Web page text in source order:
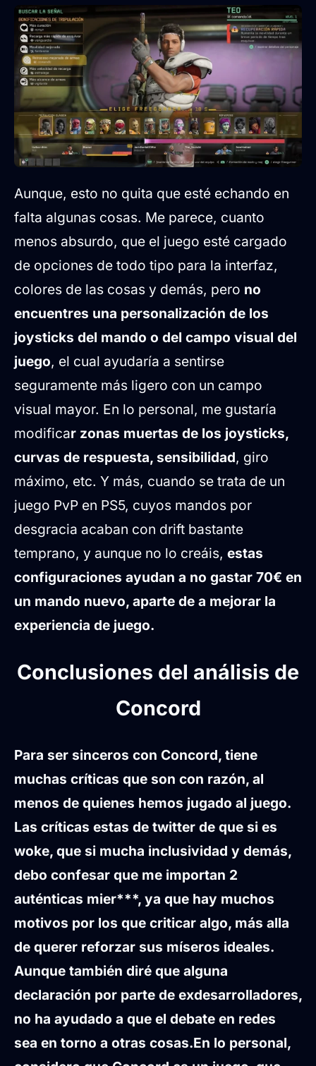
Aunque, esto no quita que esté echando en
falta algunas cosas. Me parece, cuanto
menos absurdo, que el juego esté cargado
de opciones de todo tipo para la interfaz,
colores de las cosas y demás, pero no
encuentres una personalización de los
joysticks del mando o del campo visual del
juego, el cual ayudaría a sentirse
seguramente más ligero con un campo
visual mayor. En lo personal, me gustaría
modificar zonas muertas de los joysticks,
curvas de respuesta, sensibilidad, giro
máximo, etc. Y más, cuando se trata de un
juego PvP en PS5, cuyos mandos por
desgracia acaban con drift bastante
temprano, y aunque no lo creáis, estas
configuraciones ayudan a no gastar 70€ en
un mando nuevo, aparte de a mejorar la
experiencia de juego.
Conclusiones del análisis de
Concord
Para ser sinceros con Concord, tiene
muchas críticas que son con razón, al
menos de quienes hemos jugado al juego.
Las críticas estas de twitter de que si es
woke, que si mucha inclusividad y demás,
debo confesar que me importan 2
auténticas mier***, ya que hay muchos
motivos por los que criticar algo, más alla
de querer reforzar sus míseros ideales.
Aunque también diré que alguna
declaración por parte de exdesarrolladores,
no ha ayudado a que el debate en redes
sea en torno a otras cosas.En lo personal,